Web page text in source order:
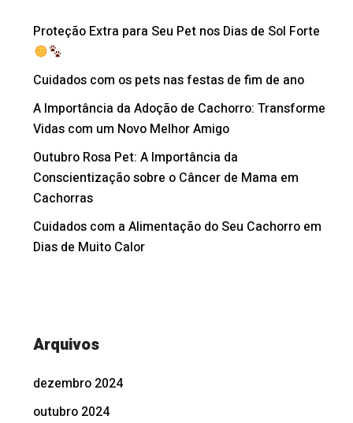
Proteção Extra para Seu Pet nos Dias de Sol Forte
Cuidados com os pets nas festas de fim de ano
A Importância da Adoção de Cachorro: Transforme
Vidas com um Novo Melhor Amigo
Outubro Rosa Pet: A Importância da
Conscientização sobre o Câncer de Mama em
Cachorras
Cuidados com a Alimentação do Seu Cachorro em
Dias de Muito Calor
Arquivos
dezembro 2024
outubro 2024